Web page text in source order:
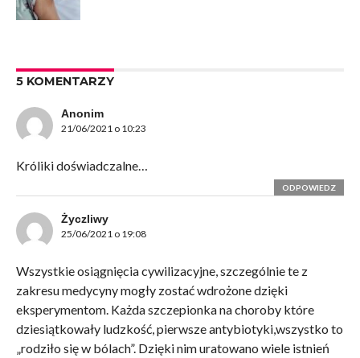
5 KOMENTARZY
Anonim
21/06/2021 o 10:23
Króliki doświadczalne…
ODPOWIEDZ
Życzliwy
25/06/2021 o 19:08
Wszystkie osiągnięcia cywilizacyjne, szczególnie te z
zakresu medycyny mogły zostać wdrożone dzięki
eksperymentom. Każda szczepionka na choroby które
dziesiątkowały ludzkość, pierwsze antybiotyki,wszystko to
„rodziło się w bólach”. Dzięki nim uratowano wiele istnień